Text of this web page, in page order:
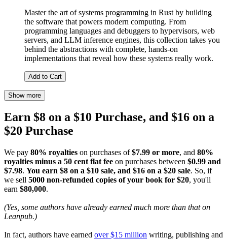
Master the art of systems programming in Rust by building
the software that powers modern computing. From
programming languages and debuggers to hypervisors, web
servers, and LLM inference engines, this collection takes you
behind the abstractions with complete, hands-on
implementations that reveal how these systems really work.
Add to Cart
Show more
Earn $8 on a $10 Purchase, and $16 on a
$20 Purchase
We pay 80% royalties on purchases of$7.99 or more, and 80%
royalties minus a 50 cent flat fee on purchases between $0.99 and
$7.98. You earn $8 on a $10 sale, and $16 on a $20 sale. So, if
we sell 5000 non-refunded copies of your book for $20, you'll
earn $80,000.
(Yes, some authors have already earned much more than that on
Leanpub.)
In fact, authors have earned over $15 million writing, publishing and